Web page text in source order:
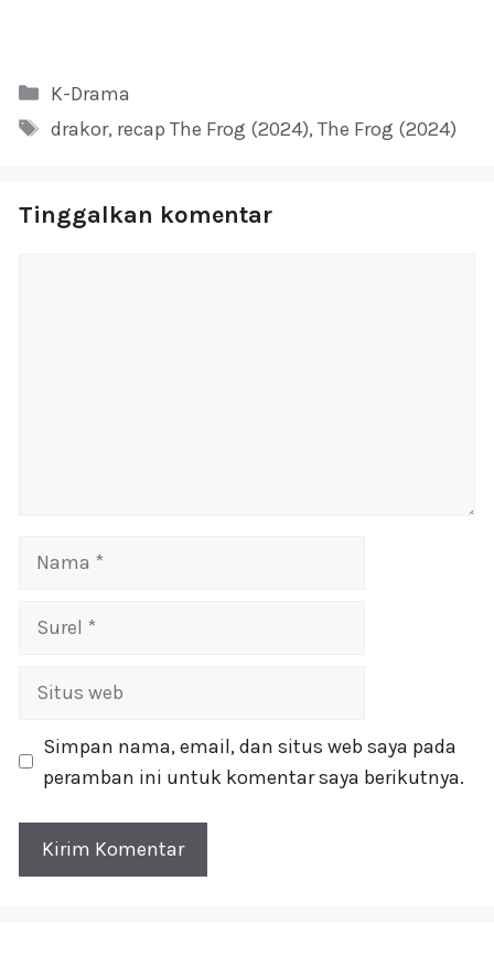
Kategori
K-Drama
Tag
drakor, recap The Frog (2024), The Frog (2024)
Tinggalkan komentar
Nama
Surel
Situs
Simpan nama, email, dan situs web saya pada
peramban ini untuk komentar saya berikutnya.